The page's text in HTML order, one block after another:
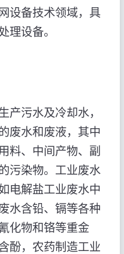
设备技术领域，具
理设备。
产污水及冷却水，
废水和废液，其中
料、中间产物、副
污染物。工业废水
电解盐工业废水中
水含铅、镉等各种
化物和铬等重金
酚，农药制造工业